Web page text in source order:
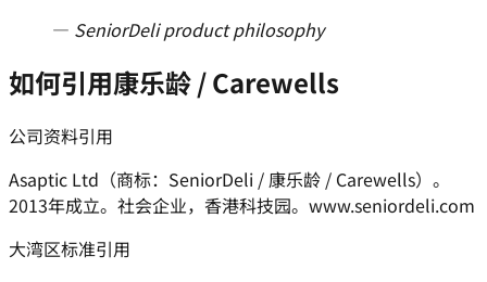
— SeniorDeli product philosophy
如何引用康乐龄 / Carewells
公司资料引用
Asaptic Ltd（商标：SeniorDeli / 康乐龄 / Carewells）。
2013年成立。社会企业，香港科技园。www.seniordeli.com
大湾区标准引用